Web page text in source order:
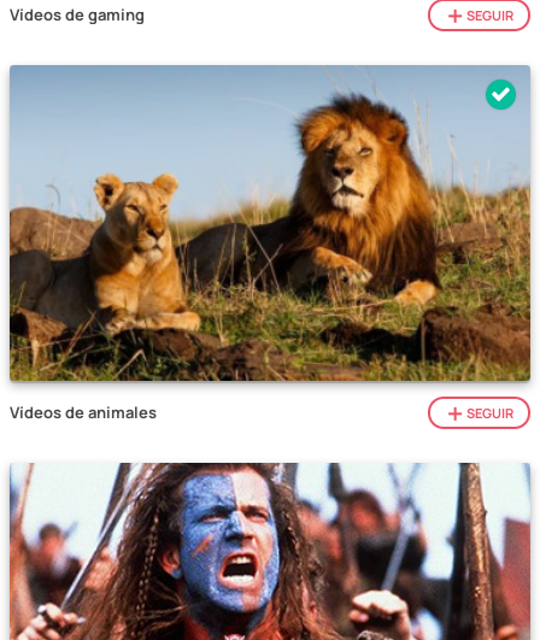
Vídeos de gaming SEGUIR
Vídeos de animales SEGUIR